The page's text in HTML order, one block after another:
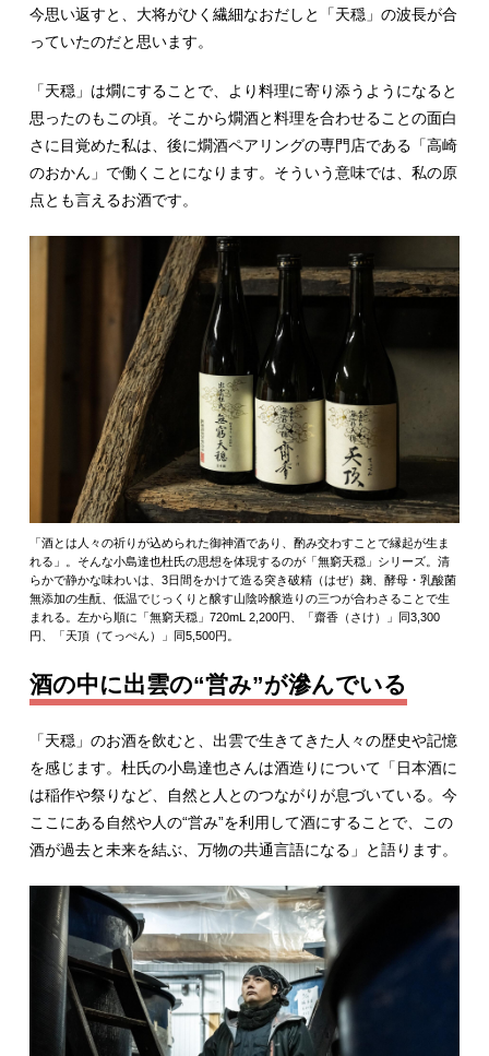
今思い返すと、大将がひく繊細なおだしと「天穏」の波長が合
っていたのだと思います。
「天穏」は燗にすることで、より料理に寄り添うようになると
思ったのもこの頃。そこから燗酒と料理を合わせることの面白
さに目覚めた私は、後に燗酒ペアリングの専門店である「高崎
のおかん」で働くことになります。そういう意味では、私の原
点とも言えるお酒です。
「酒とは人々の祈りが込められた御神酒であり、酌み交わすことで縁起が生ま
れる」。そんな小島達也杜氏の思想を体現するのが「無窮天穏」シリーズ。清
らかで静かな味わいは、3日間をかけて造る突き破精（はぜ）麹、酵母・乳酸菌
無添加の生酛、低温でじっくりと醸す山陰吟醸造りの三つが合わさることで生
まれる。左から順に「無窮天穏」720mL 2,200円、「齋香（さけ）」同3,300
円、「天頂（てっぺん）」同5,500円。
酒の中に出雲の“営み”が滲んでいる
「天穏」のお酒を飲むと、出雲で生きてきた人々の歴史や記憶
を感じます。杜氏の小島達也さんは酒造りについて「日本酒に
は稲作や祭りなど、自然と人とのつながりが息づいている。今
ここにある自然や人の“営み”を利用して酒にすることで、この
酒が過去と未来を結ぶ、万物の共通言語になる」と語ります。